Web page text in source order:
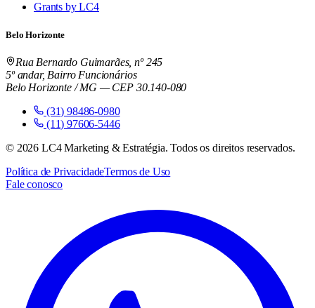
Grants by LC4
Belo Horizonte
Rua Bernardo Guimarães, nº 245
5º andar, Bairro Funcionários
Belo Horizonte / MG — CEP 30.140-080
(31) 98486-0980
(11) 97606-5446
© 2026 LC4 Marketing & Estratégia. Todos os direitos reservados.
Política de PrivacidadeTermos de Uso
Fale conosco